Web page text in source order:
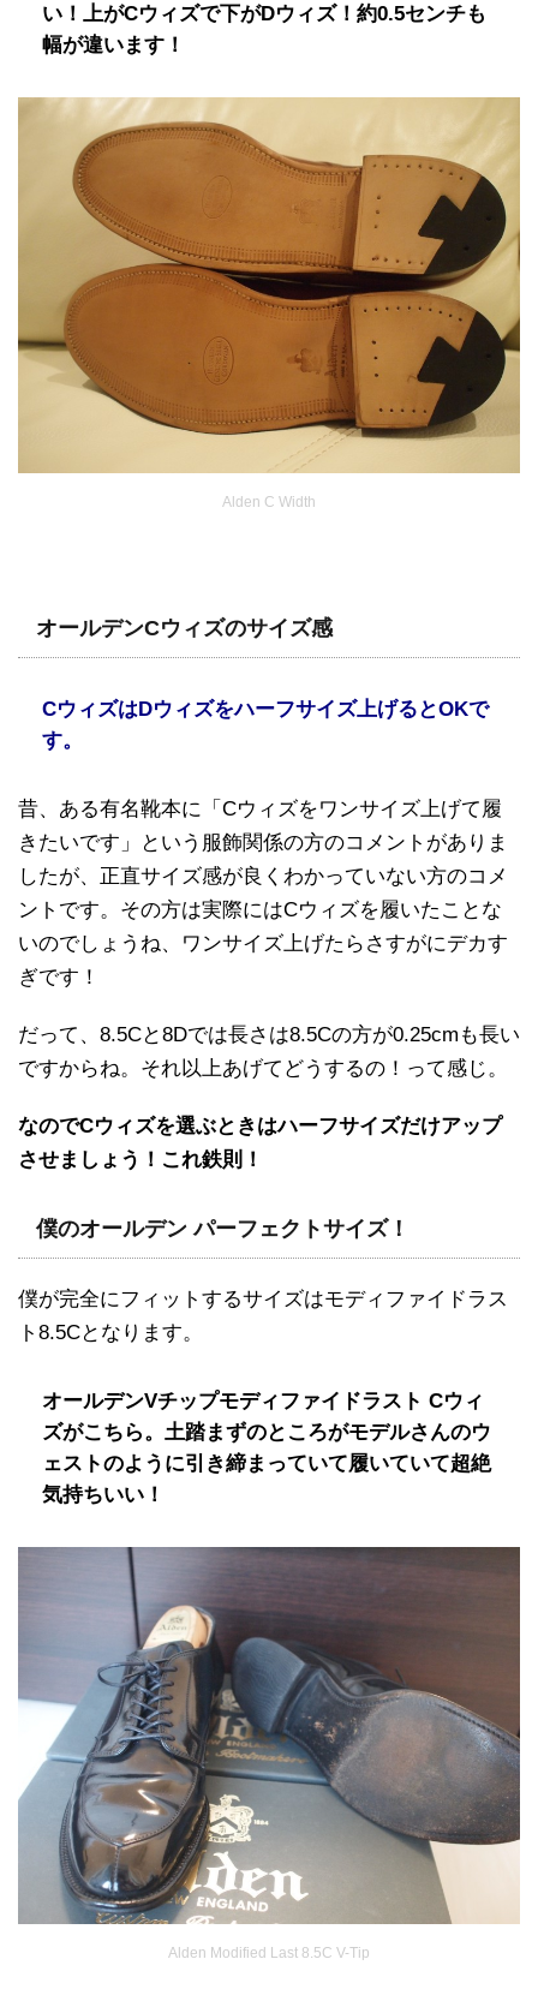
い！上がCウィズで下がDウィズ！約0.5センチも
幅が違います！
Alden C Width
オールデンCウィズのサイズ感
CウィズはDウィズをハーフサイズ上げるとOKで
す。
昔、ある有名靴本に「Cウィズをワンサイズ上げて履
きたいです」という服飾関係の方のコメントがありま
したが、正直サイズ感が良くわかっていない方のコメ
ントです。その方は実際にはCウィズを履いたことな
いのでしょうね、ワンサイズ上げたらさすがにデカす
ぎです！
だって、8.5Cと8Dでは長さは8.5Cの方が0.25cmも長い
ですからね。それ以上あげてどうするの！って感じ。
なのでCウィズを選ぶときはハーフサイズだけアップ
させましょう！これ鉄則！
僕のオールデン パーフェクトサイズ！
僕が完全にフィットするサイズはモディファイドラス
ト8.5Cとなります。
オールデンVチップモディファイドラスト Cウィ
ズがこちら。土踏まずのところがモデルさんのウ
ェストのように引き締まっていて履いていて超絶
気持ちいい！
Alden Modified Last 8.5C V-Tip